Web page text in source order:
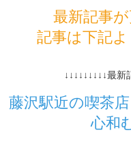
最新記事
記事は下記
↓↓↓↓↓↓↓↓↓最
藤沢駅近の喫茶
心和